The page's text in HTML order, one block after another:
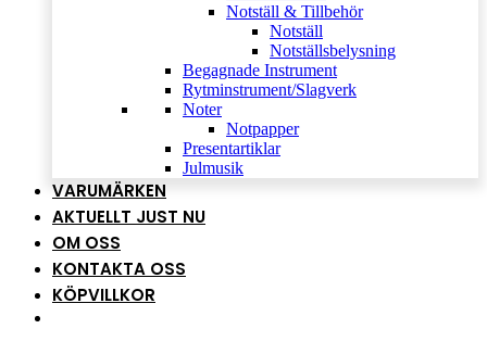
Notställ & Tillbehör
Notställ
Notställsbelysning
Begagnade Instrument
Rytminstrument/Slagverk
Noter
Notpapper
Presentartiklar
Julmusik
VARUMÄRKEN
AKTUELLT JUST NU
OM OSS
KONTAKTA OSS
KÖPVILLKOR